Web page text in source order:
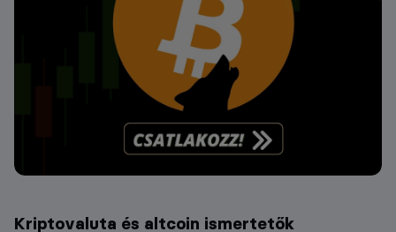
Kriptovaluta és altcoin ismertetők